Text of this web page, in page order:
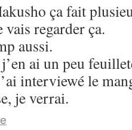
ça fait
vais regarder ça.
aussi.
ai un peu
interviewé le
je verrai.